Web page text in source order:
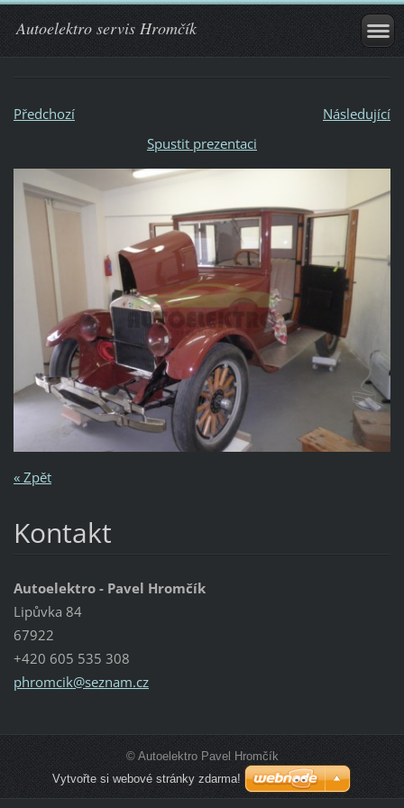
Autoelektro servis Hromčík
Předchozí
Následující
Spustit prezentaci
« Zpět
Kontakt
Autoelektro - Pavel Hromčík
Lipůvka 84
67922
+420 605 535 308
phromcik@seznam.cz
© Autoelektro Pavel Hromčík
Vytvořte si webové stránky zdarma!